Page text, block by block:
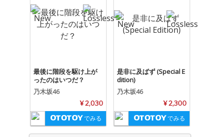
最後に階段を駆け上が
ったのはいつだ？
乃木坂46
¥ 2,030
でみる
是非に及ばず (Special E
dition)
乃木坂46
¥ 2,300
でみる